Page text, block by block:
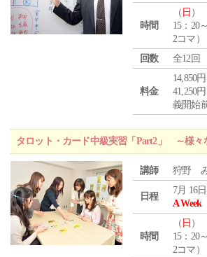
時間
（ 日 ）
15：20
2コマ）
回数
全12回
料金
14,850
41,250
義開始
タロット・カード中級実習「Part2」 ～様々
講師 狩野
日程
7月 16
A Week
時間
（ 日 ）
15：20
2コマ）